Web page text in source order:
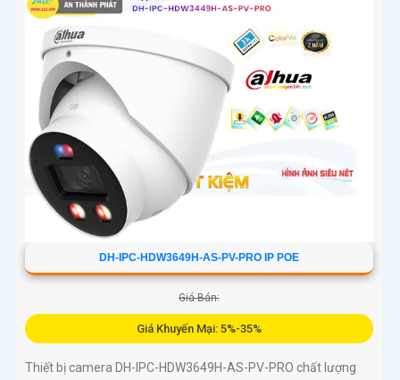
và khe thẻ nhớ lên đến 512GB cho khả năng lưu trữ vượt trội
với thiết kế nhỏ gọn cấp nguồn qua PoE
DH-IPC-HDW3649H-AS-PV-PRO IP POE
Giá Bán:
Giá Khuyến Mại: 5%-35%
Thiết bị camera DH-IPC-HDW3649H-AS-PV-PRO chất lượng